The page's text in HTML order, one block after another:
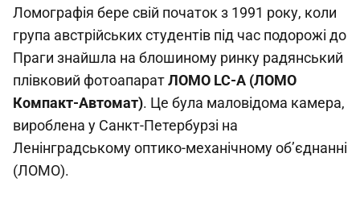
Ломографія бере свій початок з 1991 року, коли
група австрійських студентів під час подорожі до
Праги знайшла на блошиному ринку радянський
плівковий фотоапаратЛОМО LC-A (ЛОМО
Компакт-Автомат). Це була маловідома камера,
вироблена у Санкт-Петербурзі на
Ленінградському оптико-механічному об’єднанні
(ЛОМО).